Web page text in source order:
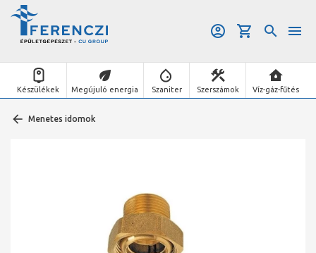
Készülékek Megújuló energia Szaniter Szerszámok Víz-gáz-fűtés
Menetes idomok